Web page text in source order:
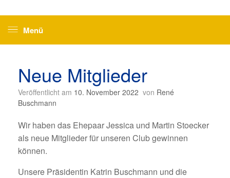
Menü
Neue Mitglieder
Veröffentlicht am 10. November 2022 von René
Buschmann
Wir haben das Ehepaar Jessica und Martin Stoecker
als neue Mitglieder für unseren Club gewinnen
können.
Unsere Präsidentin Katrin Buschmann und die